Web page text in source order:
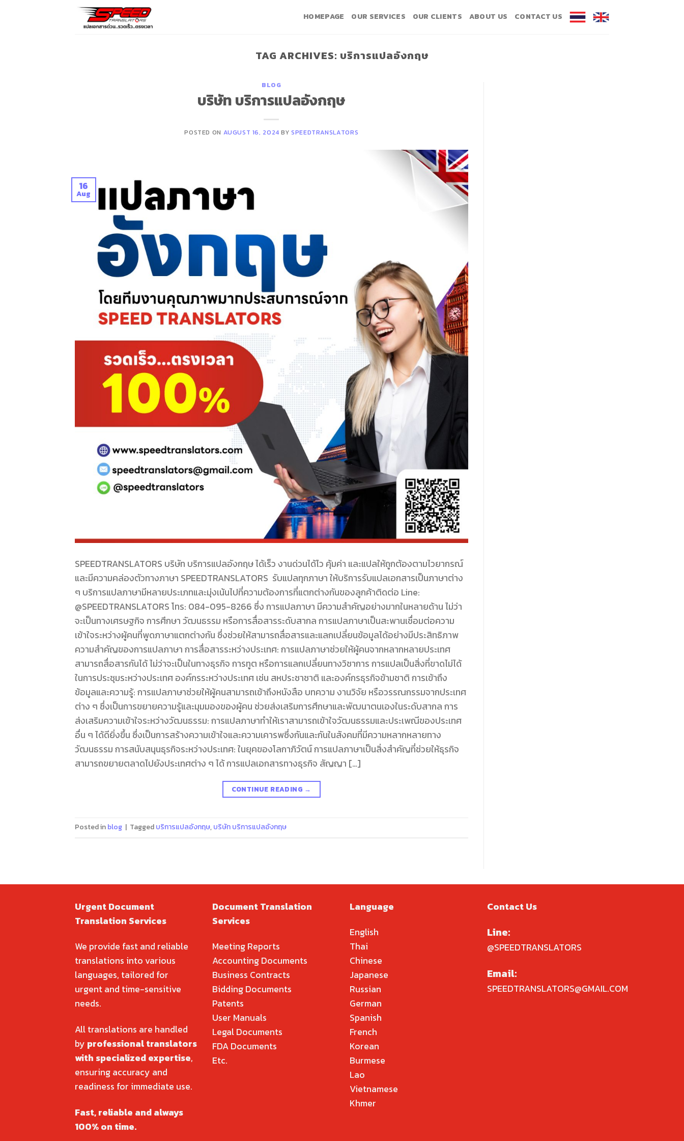
HOMEPAGE OUR SERVICES OUR CLIENTS ABOUT US CONTACT US
TAG ARCHIVES: บริการแปลอังกฤษ
BLOG
บริษัท บริการแปลอังกฤษ
POSTED ON AUGUST 16, 2024 BYSPEEDTRANSLATORS
16
Aug
SPEEDTRANSLATORS บริษัท บริการแปลอังกฤษ ได้เร็ว งานด่วนได้ไว คุ้มค่า และแปลให้ถูกต้องตามไวยากรณ์
และมีความคล่องตัวทางภาษา SPEEDTRANSLATORS รับแปลทุกภาษา ให้บริการรับแปลเอกสารเป็นภาษาต่าง
ๆ บริการแปลภาษามีหลายประเภทและมุ่งเน้นไปที่ความต้องการที่แตกต่างกันของลูกค้าติดต่อ Line:
@SPEEDTRANSLATORS โทร: 084-095-8266 ซึ่ง การแปลภาษา มีความสำคัญอย่างมากในหลายด้าน ไม่ว่า
จะเป็นทางเศรษฐกิจ การศึกษา วัฒนธรรม หรือการสื่อสารระดับสากล การแปลภาษาเป็นสะพานเชื่อมต่อความ
เข้าใจระหว่างผู้คนที่พูดภาษาแตกต่างกัน ซึ่งช่วยให้สามารถสื่อสารและแลกเปลี่ยนข้อมูลได้อย่างมีประสิทธิภาพ
ความสำคัญของการแปลภาษา การสื่อสารระหว่างประเทศ: การแปลภาษาช่วยให้ผู้คนจากหลากหลายประเทศ
สามารถสื่อสารกันได้ ไม่ว่าจะเป็นในทางธุรกิจ การทูต หรือการแลกเปลี่ยนทางวิชาการ การแปลเป็นสิ่งที่ขาดไม่ได้
ในการประชุมระหว่างประเทศ องค์กรระหว่างประเทศ เช่น สหประชาชาติ และองค์กรธุรกิจข้ามชาติ การเข้าถึง
ข้อมูลและความรู้: การแปลภาษาช่วยให้ผู้คนสามารถเข้าถึงหนังสือ บทความ งานวิจัย หรือวรรณกรรมจากประเทศ
ต่าง ๆ ซึ่งเป็นการขยายความรู้และมุมมองของผู้คน ช่วยส่งเสริมการศึกษาและพัฒนาตนเองในระดับสากล การ
ส่งเสริมความเข้าใจระหว่างวัฒนธรรม: การแปลภาษาทำให้เราสามารถเข้าใจวัฒนธรรมและประเพณีของประเทศ
อื่น ๆ ได้ดียิ่งขึ้น ซึ่งเป็นการสร้างความเข้าใจและความเคารพซึ่งกันและกันในสังคมที่มีความหลากหลายทาง
วัฒนธรรม การสนับสนุนธุรกิจระหว่างประเทศ: ในยุคของโลกาภิวัตน์ การแปลภาษาเป็นสิ่งสำคัญที่ช่วยให้ธุรกิจ
สามารถขยายตลาดไปยังประเทศต่าง ๆ ได้ การแปลเอกสารทางธุรกิจ สัญญา […]
CONTINUE READING →
Posted inblog | Taggedบริการแปลอังกฤษ,บริษัท บริการแปลอังกฤษ
Urgent Document
Translation Services
We provide fast and reliable
translations into various
languages, tailored for
urgent and time-sensitive
needs.
All translations are handled
by professional translators
with specialized expertise,
ensuring accuracy and
readiness for immediate use.
Fast, reliable and always
100% on time.
Document Translation
Services
Meeting Reports
Accounting Documents
Business Contracts
Bidding Documents
Patents
User Manuals
Legal Documents
FDA Documents
Etc.
Language
English
Thai
Chinese
Japanese
Russian
German
Spanish
French
Korean
Burmese
Lao
Vietnamese
Khmer
Contact Us
Line:
@SPEEDTRANSLATORS
Email:
SPEEDTRANSLATORS@GMAIL.COM